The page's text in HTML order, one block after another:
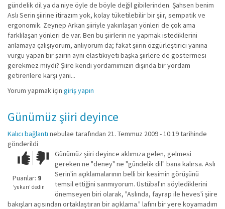
gündelik dil ya da niye öyle de böyle değil gibilerinden. Şahsen benim
Aslı Serin şiirine itirazım yok, kolay tüketilebilir bir şiir, sempatik ve
ergonomik. Zeynep Arkan şiiriyle yakınlaşan yönleri de çok ama
farklılaşan yönleri de var. Ben bu şiirlerin ne yapmak istediklerini
anlamaya çalışıyorum, anlıyorum da; fakat şiirin özgürleştirici yanına
vurgu yapan bir şairin aynı elastikiyeti başka şiirlere de göstermesi
gerekmez miydi? Şiire kendi yordamımızın dışında bir yordam
getirenlere karşı yani...
Yorum yapmak için giriş yapın
Günümüz şiiri deyince
Kalıcı bağlantı nebulae tarafından 21. Temmuz 2009 - 10:19 tarihinde
gönderildi
Çok iyi!O
kadar
iyi
değil!
Puanlar: 9
‘yukarı’ dedin
Günümüz şiiri deyince aklımıza gelen, gelmesi
gereken ne "deney" ne "gündelik dil" bana kalırsa. Aslı
Serin'in açıklamalarının belli bir kesimin görüşünü
temsil ettiğini sanmıyorum. Üstübal'ın söylediklerini
önemseyen biri olarak, "Aslında, fayrap ile heves'i şiire
bakışları açısından ortaklaştıran bir açıklama." lafını bir yere koyamadım